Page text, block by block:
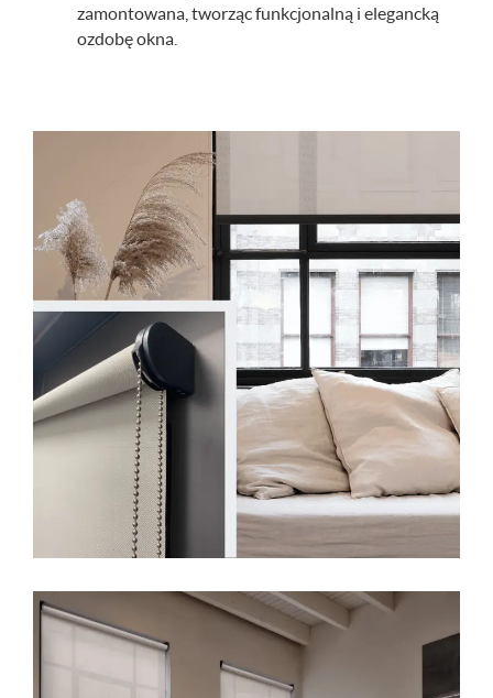
zamontowana, tworząc funkcjonalną i elegancką
ozdobę okna.